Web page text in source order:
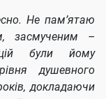
Не пам’ятаю
засмученим –
були йому
душевного
докладаючи